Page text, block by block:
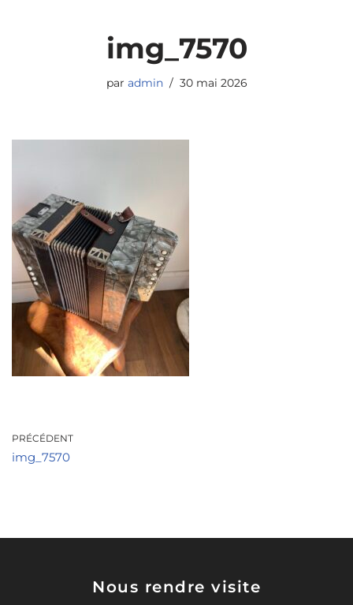
img_7570
par admin 30 mai 2026
PRÉCÉDENT
img_7570
Nous rendre visite